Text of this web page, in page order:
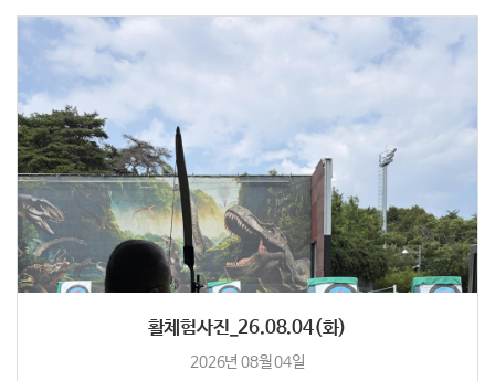
활체험사진_26.08.04(화)
2026년 08월 04일